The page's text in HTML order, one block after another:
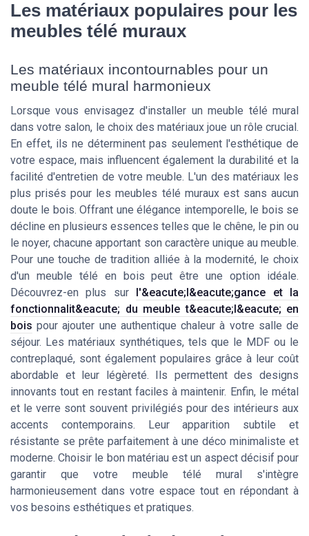
Les matériaux populaires pour les
meubles télé muraux
Les matériaux incontournables pour un
meuble télé mural harmonieux
Lorsque vous envisagez d'installer un meuble télé mural
dans votre salon, le choix des matériaux joue un rôle crucial.
En effet, ils ne déterminent pas seulement l'esthétique de
votre espace, mais influencent également la durabilité et la
facilité d'entretien de votre meuble. L'un des matériaux les
plus prisés pour les meubles télé muraux est sans aucun
doute le bois. Offrant une élégance intemporelle, le bois se
décline en plusieurs essences telles que le chêne, le pin ou
le noyer, chacune apportant son caractère unique au meuble.
Pour une touche de tradition alliée à la modernité, le choix
d'un meuble télé en bois peut être une option idéale.
Découvrez-en plus sur
l'&eacute;l&eacute;gance et la
fonctionnalit&eacute; du meuble t&eacute;l&eacute; en
bois pour ajouter une authentique chaleur à votre salle de
séjour. Les matériaux synthétiques, tels que le MDF ou le
contreplaqué, sont également populaires grâce à leur coût
abordable et leur légèreté. Ils permettent des designs
innovants tout en restant faciles à maintenir. Enfin, le métal
et le verre sont souvent privilégiés pour des intérieurs aux
accents contemporains. Leur apparition subtile et
résistante se prête parfaitement à une déco minimaliste et
moderne. Choisir le bon matériau est un aspect décisif pour
garantir que votre meuble télé mural s'intègre
harmonieusement dans votre espace tout en répondant à
vos besoins esthétiques et pratiques.